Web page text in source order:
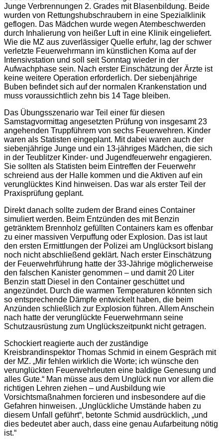
Junge Verbrennungen 2. Grades mit Blasenbildung. Beide
wurden von Rettungshubschraubern in eine Spezialklinik
geflogen. Das Mädchen wurde wegen Atembeschwerden
durch Inhalierung von heißer Luft in eine Klinik eingeliefert.
Wie die MZ aus zuverlässiger Quelle erfuhr, lag der schwer
verletzte Feuerwehrmann im künstlichen Koma auf der
Intensivstation und soll seit Sonntag wieder in der
Aufwachphase sein. Nach erster Einschätzung der Ärzte ist
keine weitere Operation erforderlich. Der siebenjährige
Buben befindet sich auf der normalen Krankenstation und
muss voraussichtlich zehn bis 14 Tage bleiben.
Das Übungsszenario war Teil einer für diesen
Samstagvormittag angesetzten Prüfung von insgesamt 23
angehenden Truppführern von sechs Feuerwehren. Kinder
waren als Statisten eingeplant. Mit dabei waren auch der
siebenjährige Junge und ein 13-jähriges Mädchen, die sich
in der Teublitzer Kinder- und Jugendfeuerwehr engagieren.
Sie sollten als Statisten beim Eintreffen der Feuerwehr
schreiend aus der Halle kommen und die Aktiven auf ein
verunglücktes Kind hinweisen. Das war als erster Teil der
Praxisprüfung geplant.
Direkt danach sollte zudem der Brand eines Container
simuliert werden. Beim Entzünden des mit Benzin
getränktem Brennholz gefüllten Containers kam es offenbar
zu einer massiven Verpuffung oder Explosion. Das ist laut
den ersten Ermittlungen der Polizei am Unglücksort bislang
noch nicht abschließend geklärt. Nach erster Einschätzung
der Feuerwehrführung hatte der 33-Jährige möglicherweise
den falschen Kanister genommen – und damit 20 Liter
Benzin statt Diesel in den Container geschüttet und
angezündet. Durch die warmen Temperaturen könnten sich
so entsprechende Dämpfe entwickelt haben, die beim
Anzünden schließlich zur Explosion führen. Allem Anschein
nach hatte der verunglückte Feuerwehrmann seine
Schutzausrüstung zum Unglückszeitpunkt nicht getragen.
Schockiert reagierte auch der zuständige
Kreisbrandinspektor Thomas Schmid in einem Gespräch mit
der MZ. „Mir fehlen wirklich die Worte; ich wünsche den
verunglückten Feuerwehrleuten eine baldige Genesung und
alles Gute.“ Man müsse aus dem Unglück nun vor allem die
richtigen Lehren ziehen – und Ausbildung wie
Vorsichtsmaßnahmen forcieren und insbesondere auf die
Gefahren hinweisen. „Unglückliche Umstände haben zu
diesem Unfall geführt“, betonte Schmid ausdrücklich, „und
dies bedeutet aber auch, dass eine genau Aufarbeitung nötig
ist.“